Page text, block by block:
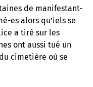
de manifestant-
es alors qu’iels se
a tiré sur les
ont aussi tué un
cimetière où se